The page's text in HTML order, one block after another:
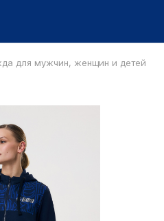
для мужчин, женщин и детей